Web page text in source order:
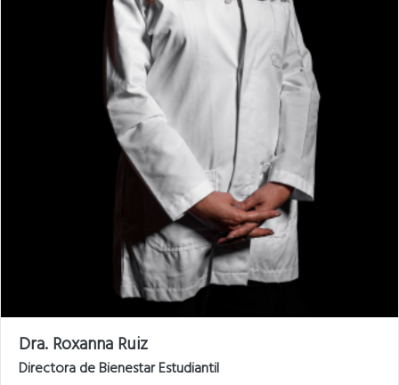
Dra. Roxanna Ruiz
Directora de Bienestar Estudiantil